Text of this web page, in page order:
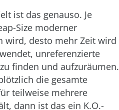
ist das genauso. Je
Size moderner
wird, desto mehr Zeit wird
unreferenzierte
finden und aufzuräumen.
die gesamte
teilweise mehrere
dann ist das ein K.O.-